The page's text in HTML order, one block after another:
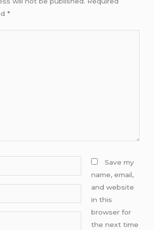
*
Save my
name, email,
and website
in this
browser for
the next time